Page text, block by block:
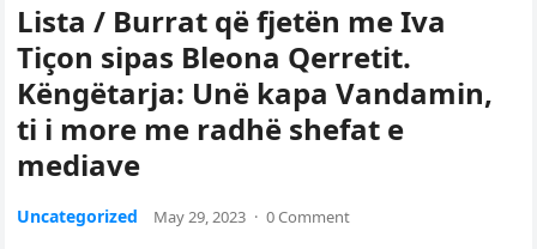
Lista / Burrat që fjetën me Iva
Tiçon sipas Bleona Qerretit.
Këngëtarja: Unë kapa Vandamin,
ti i more me radhë shefat e
mediave
Uncategorized May 29, 2023 · 0 Comment